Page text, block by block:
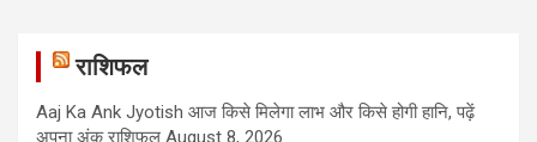
राशिफल
Aaj Ka Ank Jyotish आज किसे मिलेगा लाभ और किसे होगी हानि, पढ़ें
अपना अंक राशिफल August 8, 2026